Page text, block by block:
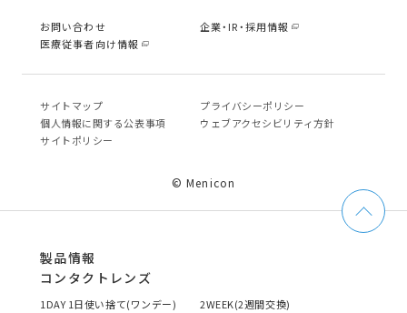
お問い合わせ
企業・IR・採用情報
医療従事者向け情報
サイトマップ
プライバシーポリシー
個⼈情報に関する公表事項
ウェブアクセシビリティ方針
サイトポリシー
© Menicon
製品情報
コンタクトレンズ
1DAY 1日使い捨て(ワンデー)
2WEEK(2週間交換)